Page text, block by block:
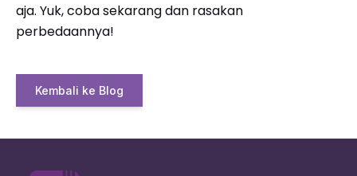
aja. Yuk, coba sekarang dan rasakan
perbedaannya!
Kembali ke Blog